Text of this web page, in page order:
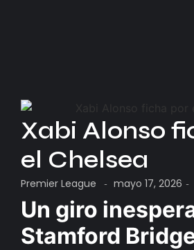
Xabi Alonso
el Chelsea
Premier League - mayo 17, 2026 -
Un giro
Stamford